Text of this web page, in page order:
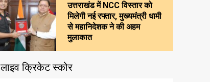
उत्तराखंड में NCC विस्तार को
मिलेगी नई रफ्तार, मुख्यमंत्री धामी
से महानिदेशक ने की अहम
मुलाकात
लाइव क्रिकेट स्कोर